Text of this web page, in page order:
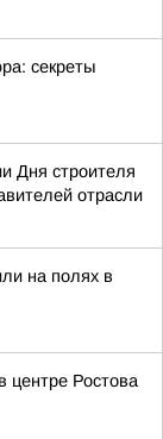
секреты
Дня строителя
отрасли
на полях в
центре Ростова